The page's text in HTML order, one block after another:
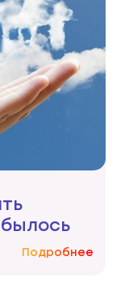
Подробнее